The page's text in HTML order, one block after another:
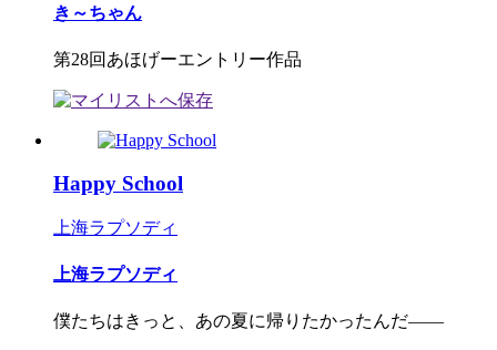
き～ちゃん
第28回あほげーエントリー作品
Happy School
上海ラプソディ
上海ラプソディ
僕たちはきっと、あの夏に帰りたかったんだ――